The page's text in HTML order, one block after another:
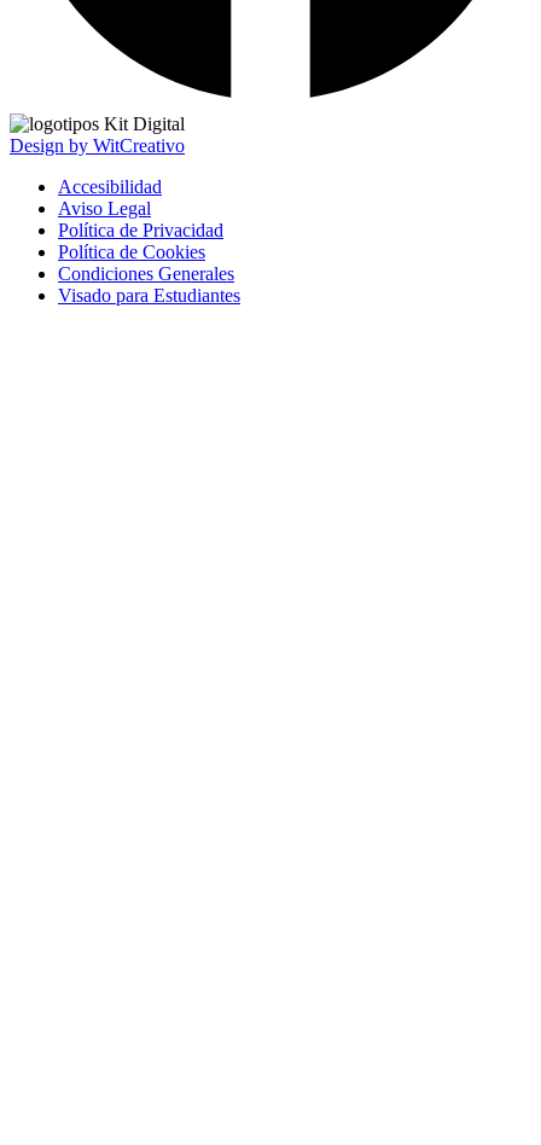
Design by WitCreativo
Accesibilidad
Aviso Legal
Política de Privacidad
Política de Cookies
Condiciones Generales
Visado para Estudiantes